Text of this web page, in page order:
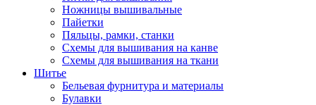
Ножницы вышивальные
Пайетки
Пяльцы, рамки, станки
Схемы для вышивания на канве
Схемы для вышивания на ткани
Шитье
Бельевая фурнитура и материалы
Булавки